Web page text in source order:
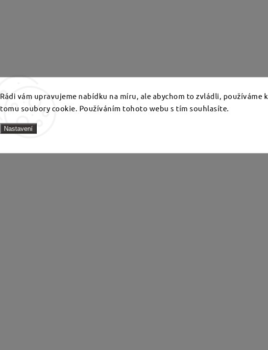
Rádi vám upravujeme nabídku na míru, ale abychom to zvládli, používáme k
tomu soubory cookie. Používáním tohoto webu s tím souhlasíte.
Nastavení